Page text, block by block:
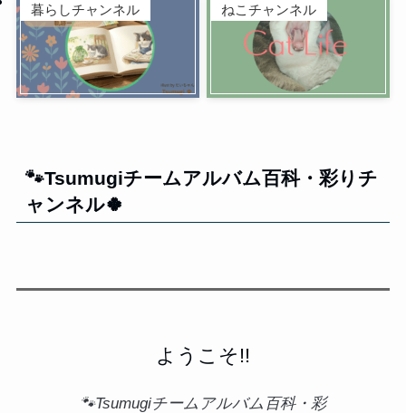
暮らしチャンネル ねこチャンネル
🐾Tsumugiチームアルバム百科・彩りチ
ャンネル🍀
ようこそ!!
🐾Tsumugiチームアルバム百科・彩